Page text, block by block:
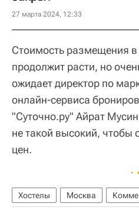
27 марта 2024, 12:33
Стоимость размещения в
продолжит расти, но
ожидает директор по
онлайн-сервиса
"Суточно.ру" Айрат
не такой высокий, чтобы
цен.
Хостелы Москва